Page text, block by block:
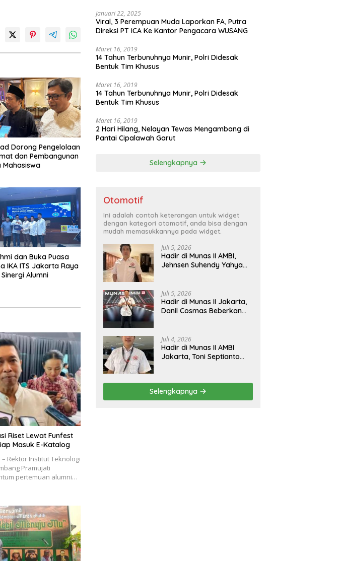
Dorong Pengelolaan
dan Pembangunan
Mahasiswa
dan Buka Puasa
IKA ITS Jakarta Raya
Alumni
Riset Lewat Funfest
Masuk E-Katalog
Rektor Institut Teknologi
Pramujati
pertemuan alumni…
Januari 22, 2025
Viral, 3 Perempuan Muda Laporkan FA, Putra
Direksi PT ICA Ke Kantor Pengacara WUSANG
Maret 16, 2019
14 Tahun Terbunuhnya Munir, Polri Didesak
Bentuk Tim Khusus
Maret 16, 2019
14 Tahun Terbunuhnya Munir, Polri Didesak
Bentuk Tim Khusus
Maret 16, 2019
2 Hari Hilang, Nelayan Tewas Mengambang di
Pantai Cipalawah Garut
Selengkapnya
Otomotif
Ini adalah contoh keterangan untuk widget
dengan kategori otomotif, anda bisa dengan
mudah memasukkannya pada widget.
Juli 5, 2026
Hadir di Munas II AMBI,
Jehnsen Suhendy Yahya
Kelas
Juli 5, 2026
Hadir di Munas II Jakarta,
Danil Cosmas Beberkan
Juli 4, 2026
Hadir di Munas II AMBI
Jakarta, Toni Septianto
Masyarakat
Selengkapnya